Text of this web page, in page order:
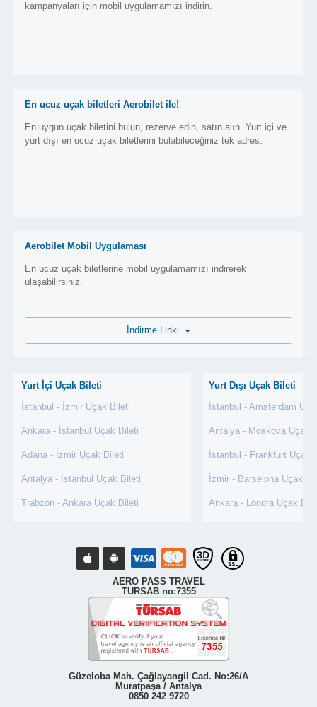
kampanyaları için mobil uygulamamızı indirin.
En ucuz uçak biletleri Aerobilet ile!
En uygun uçak biletini bulun, rezerve edin, satın alın. Yurt içi ve
yurt dışı en ucuz uçak biletlerini bulabileceğiniz tek adres.
Aerobilet Mobil Uygulaması
En ucuz uçak biletlerine mobil uygulamamızı indirerek
ulaşabilirsiniz.
Yurt İçi Uçak Bileti
İstanbul - İzmir Uçak Bileti
Ankara - İstanbul Uçak Bileti
Adana - İzmir Uçak Bileti
Antalya - İstanbul Uçak Bileti
Trabzon - Ankara Uçak Bileti
Yurt Dışı Uçak Bileti
İstanbul - Amsterdam
Antalya - Moskova Uçak
İstanbul - Frankfurt Uçak
İzmir - Barselona Uçak
Ankara - Londra Uçak
AERO PASS TRAVEL
TURSAB no:7355
Güzeloba Mah. Çağlayangil Cad. No:26/A
Muratpaşa / Antalya
0850 242 9720